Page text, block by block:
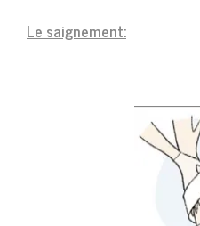
Le saignement: